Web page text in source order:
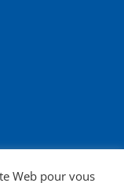
Web pour vous